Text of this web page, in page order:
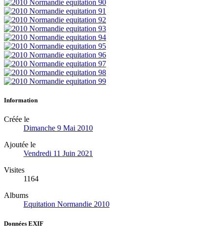
Information
Créée le
Dimanche 9 Mai 2010
Ajoutée le
Vendredi 11 Juin 2021
Visites
1164
Albums
Equitation Normandie 2010
Données EXIF